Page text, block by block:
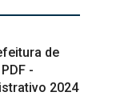
de
-
2024